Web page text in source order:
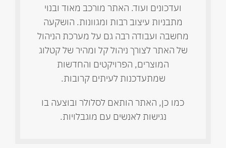
ועדכונים ועוד. האתר מורכב מאוד ובנוי
מתבניות עיצוב רבות ומגוונות. הושקעה
מחשבה ועבודה רבה גם על מערכת הניהול
של האתר לצורך ניהול קל ומהיר של קטלוג
המוצרים, הפרויקטים והחדשות
שמתעדכנות לעיתים קרובות.
כמו כן, האתר הותאם לסלולר ובוצעה בו
נגישות לאנשים עם מוגבלויות.